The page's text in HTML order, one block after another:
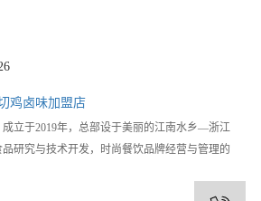
鸡卤味加盟店
立于2019年，总部设于美丽的江南水乡—浙江
研究与技术开发，时尚餐饮品牌经营与管理的
，是集营养健康、时尚温馨、方便快捷为一体
三县两区有40家门店